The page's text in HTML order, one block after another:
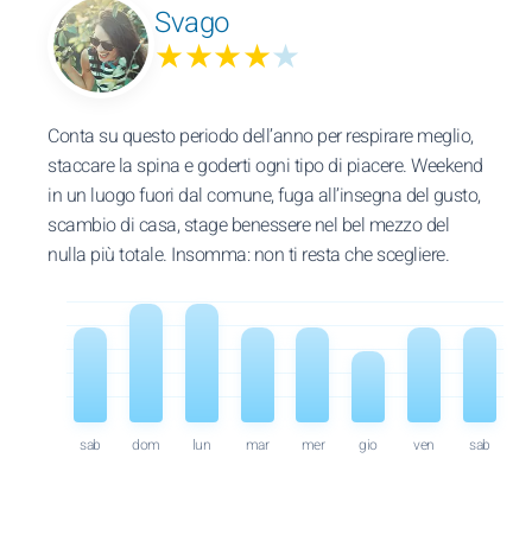
Svago
★★★★★
Conta su questo periodo dell’anno per respirare meglio,
staccare la spina e goderti ogni tipo di piacere. Weekend
in un luogo fuori dal comune, fuga all’insegna del gusto,
scambio di casa, stage benessere nel bel mezzo del
nulla più totale. Insomma: non ti resta che scegliere.
sab dom lun mar mer gio ven sab